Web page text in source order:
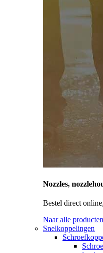
Nozzles,
Bestel direct
Naar alle producten
Snelkoppelingen